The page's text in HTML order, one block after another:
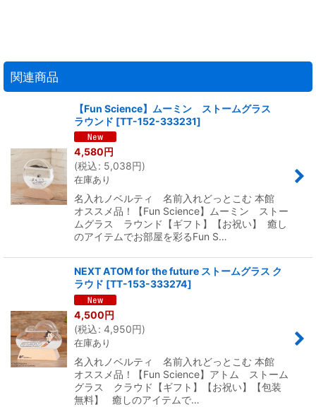
関連商品
【Fun Science】ムーミン ストームグラス
ラウンド [TT-152-333231]
4,580円
(税込: 5,038円)
在庫あり
名入れノベルティ 名前入れどっとこむ 本館
オススメ品！【Fun Science】ムーミン ストー
ムグラス ラウンド【ギフト】【お祝い】 癒し
のアイテムでお部屋を彩るFun S…
NEXT ATOM for the future ストームグラス ク
ラウド [TT-153-333274]
4,500円
(税込: 4,950円)
在庫あり
名入れノベルティ 名前入れどっとこむ 本館
オススメ品！【Fun Science】アトム ストーム
グラス クラウド【ギフト】【お祝い】【包装
無料】 癒しのアイテムで…